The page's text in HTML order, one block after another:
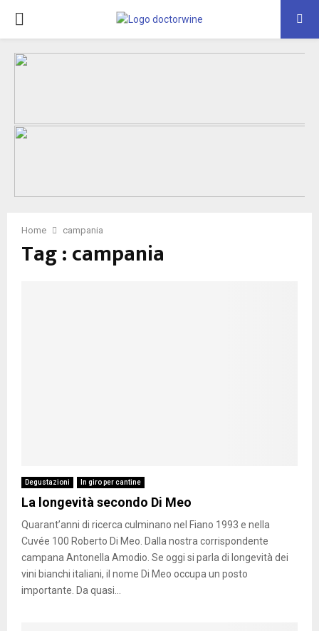
PRIMARY
MENU
Home campania
Tag : campania
Degustazioni In giro per cantine
La longevità secondo Di Meo
Quarant’anni di ricerca culminano nel Fiano 1993 e nella
Cuvée 100 Roberto Di Meo. Dalla nostra corrispondente
campana Antonella Amodio. Se oggi si parla di longevità dei
vini bianchi italiani, il nome Di Meo occupa un posto
importante. Da quasi...